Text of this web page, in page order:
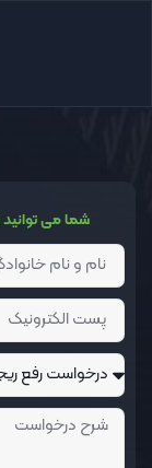
شما می توانید